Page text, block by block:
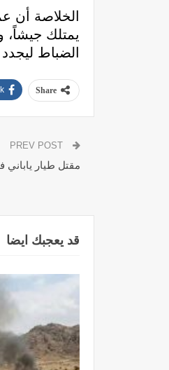
الخلاصة أن
يمتلك
الضباط
Share
مقتل طيار
قد يعجبك ايضا